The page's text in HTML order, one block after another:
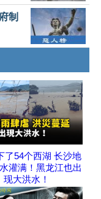
制
了54个西湖 长沙地
灌满！黑龙江也出
现大洪水！